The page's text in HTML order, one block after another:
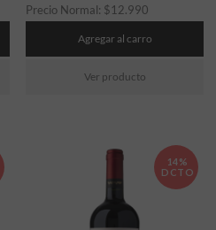
Precio Normal: $12.990
Agregar al carro
Ver producto
14%
DCTO